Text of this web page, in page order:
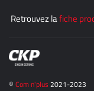
Retrouvez lafiche
© Com n'plus 2021-2023